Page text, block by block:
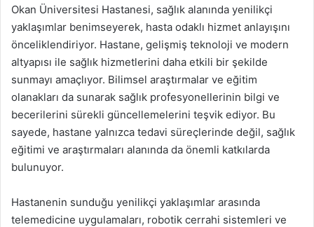
Okan Üniversitesi Hastanesi, sağlık alanında yenilikçi
yaklaşımlar benimseyerek, hasta odaklı hizmet anlayışını
önceliklendiriyor. Hastane, gelişmiş teknoloji ve modern
altyapısı ile sağlık hizmetlerini daha etkili bir şekilde
sunmayı amaçlıyor. Bilimsel araştırmalar ve eğitim
olanakları da sunarak sağlık profesyonellerinin bilgi ve
becerilerini sürekli güncellemelerini teşvik ediyor. Bu
sayede, hastane yalnızca tedavi süreçlerinde değil, sağlık
eğitimi ve araştırmaları alanında da önemli katkılarda
bulunuyor.
Hastanenin sunduğu yenilikçi yaklaşımlar arasında
telemedicine uygulamaları, robotik cerrahi sistemleri ve